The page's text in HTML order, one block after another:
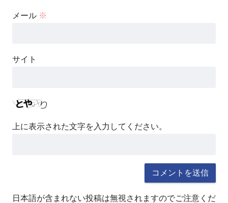
メール ※
サイト
上に表示された文字を入力してください。
日本語が含まれない投稿は無視されますのでご注意くだ